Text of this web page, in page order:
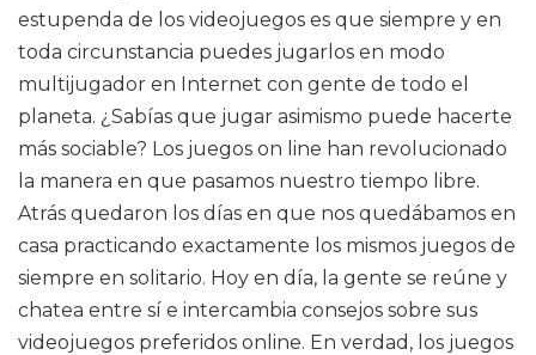
estupenda de los videojuegos es que siempre y en
toda circunstancia puedes jugarlos en modo
multijugador en Internet con gente de todo el
planeta. ¿Sabías que jugar asimismo puede hacerte
más sociable? Los juegos on line han revolucionado
la manera en que pasamos nuestro tiempo libre.
Atrás quedaron los días en que nos quedábamos en
casa practicando exactamente los mismos juegos de
siempre en solitario. Hoy en día, la gente se reúne y
chatea entre sí e intercambia consejos sobre sus
videojuegos preferidos online. En verdad, los juegos